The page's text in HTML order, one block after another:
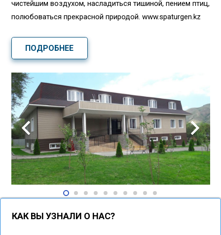
чистейшим воздухом, насладиться тишиной, пением птиц,
полюбоваться прекрасной природой. www.spaturgen.kz
ПОДРОБНЕЕ
КАК ВЫ УЗНАЛИ О НАС?